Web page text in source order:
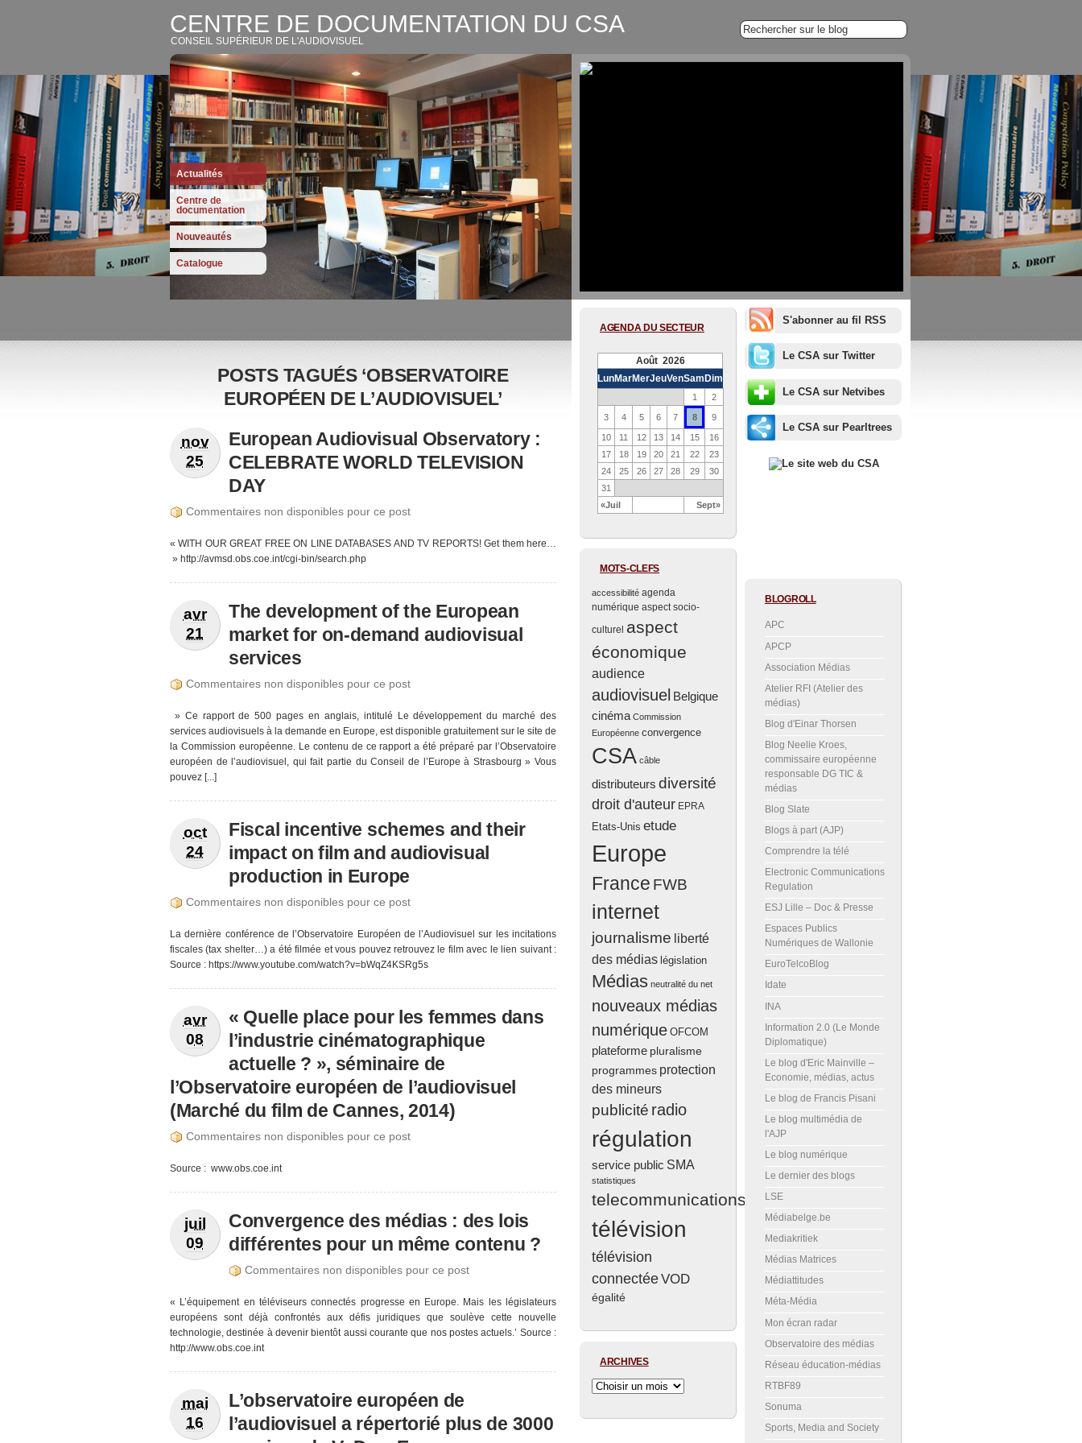
CENTRE DE DOCUMENTATION DU CSA
CONSEIL SUPÉRIEUR DE L'AUDIOVISUEL
Actualités
Centre de
documentation
Nouveautés
Catalogue
POSTS TAGUÉS ‘OBSERVATOIRE
EUROPÉEN DE L’AUDIOVISUEL’
nov
25
European Audiovisual Observatory :
CELEBRATE WORLD TELEVISION
DAY
Commentaires non disponibles pour ce post
« WITH OUR GREAT FREE ON LINE DATABASES AND TV REPORTS! Get them here…
» http://avmsd.obs.coe.int/cgi-bin/search.php
avr
21
The development of the European
market for on-demand audiovisual
services
Commentaires non disponibles pour ce post
» Ce rapport de 500 pages en anglais, intitulé Le développement du marché des
services audiovisuels à la demande en Europe, est disponible gratuitement sur le site de
la Commission européenne. Le contenu de ce rapport a été préparé par l’Observatoire
européen de l’audiovisuel, qui fait partie du Conseil de l’Europe à Strasbourg » Vous
pouvez [...]
oct
24
Fiscal incentive schemes and their
impact on film and audiovisual
production in Europe
Commentaires non disponibles pour ce post
La dernière conférence de l’Observatoire Européen de l’Audiovisuel sur les incitations
fiscales (tax shelter…) a été filmée et vous pouvez retrouvez le film avec le lien suivant :
Source : https://www.youtube.com/watch?v=bWqZ4KSRg5s
avr
08
« Quelle place pour les femmes dans
l’industrie cinématographique
actuelle ? », séminaire de
l’Observatoire européen de l’audiovisuel
(Marché du film de Cannes, 2014)
Commentaires non disponibles pour ce post
Source : www.obs.coe.int
juil
09
Convergence des médias : des lois
différentes pour un même contenu ?
Commentaires non disponibles pour ce post
« L’équipement en téléviseurs connectés progresse en Europe. Mais les législateurs
européens sont déjà confrontés aux défis juridiques que soulève cette nouvelle
technologie, destinée à devenir bientôt aussi courante que nos postes actuels.’ Source :
http://www.obs.coe.int
mai
16
L’observatoire européen de
l’audiovisuel a répertorié plus de 3000
AGENDA DU SECTEUR
Août 2026
LunMarMerJeuVenSam Dim
«Juil Sept»
1 2
3 4 5 6 7 8 9
10 11 12 13 14 15
16
17
18 19 20 21 22
23
24
25 26 27 28 29
30
31
MOTS-CLEFS
accessibilité agenda
numérique aspect socio-
culturel aspect
économique
audience
audiovisuel Belgique
cinéma Commission
Européenne convergence
CSA câble
distributeurs diversité
droit d'auteur EPRA
Etats-Unis etude
Europe
France FWB
internet
journalisme liberté
des médias législation
Médias neutralité du net
nouveaux médias
numérique OFCOM
plateforme pluralisme
programmes protection
des mineurs
publicité radio
régulation
service public SMA
statistiques
telecommunications
télévision
télévision
connectéeVOD
égalité
ARCHIVES
S'abonner au fil RSS
Le CSA sur Twitter
Le CSA sur Netvibes
Le CSA sur Pearltrees
BLOGROLL
APC
APCP
Association Médias
Atelier RFI (Atelier des
médias)
Blog d'Einar Thorsen
Blog Neelie Kroes,
commissaire européenne
responsable DG TIC &
médias
Blog Slate
Blogs à part (AJP)
Comprendre la télé
Electronic Communications
Regulation
ESJ Lille – Doc & Presse
Espaces Publics
Numériques de Wallonie
EuroTelcoBlog
Idate
INA
Information 2.0 (Le Monde
Diplomatique)
Le blog d'Eric Mainville –
Economie, médias, actus
Le blog de Francis Pisani
Le blog multimédia de
l'AJP
Le blog numérique
Le dernier des blogs
LSE
Médiabelge.be
Mediakritiek
Médias Matrices
Médiattitudes
Méta-Média
Mon écran radar
Observatoire des médias
Réseau éducation-médias
RTBF89
Sonuma
Sports, Media and Society